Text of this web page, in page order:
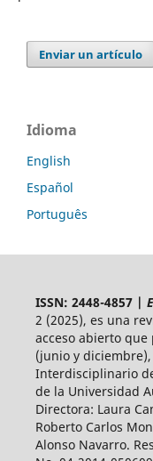
Enviar un artículo
Idioma
English
Español
Português
ISSN: 2448-4857 |
2 (2025), es una
acceso abierto que
(junio y
Interdisciplinario
de la Universidad
Directora: Laura
Roberto Carlos
Alonso Navarro.